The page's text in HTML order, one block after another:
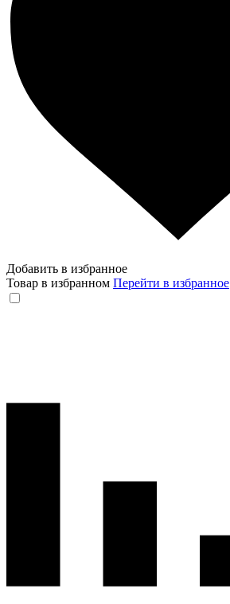
Добавить в избранное
Товар в избранном Перейти в избранное